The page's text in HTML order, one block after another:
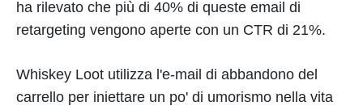
ha rilevato che più di 40% di queste email di
retargeting vengono aperte con un CTR di 21%.
Whiskey Loot utilizza l'e-mail di abbandono del
carrello per iniettare un po' di umorismo nella vita